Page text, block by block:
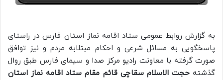
به گزارش روابط عمومی ستاد اقامه نماز استان فارس در راستای
پاسخگویی به مسائل شرعی و احکام مبتلابه مردم و نیز توافق
صورت گرفته با معاونت رادیو مرکز صدا و سیمای فارس طبق روال
گذشتهحجت الاسلام سقاچی قائم مقام ستاد اقامه نماز استان